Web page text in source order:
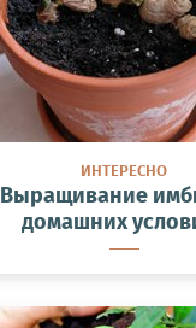
ИНТЕРЕСНО
Выращивание
домашних